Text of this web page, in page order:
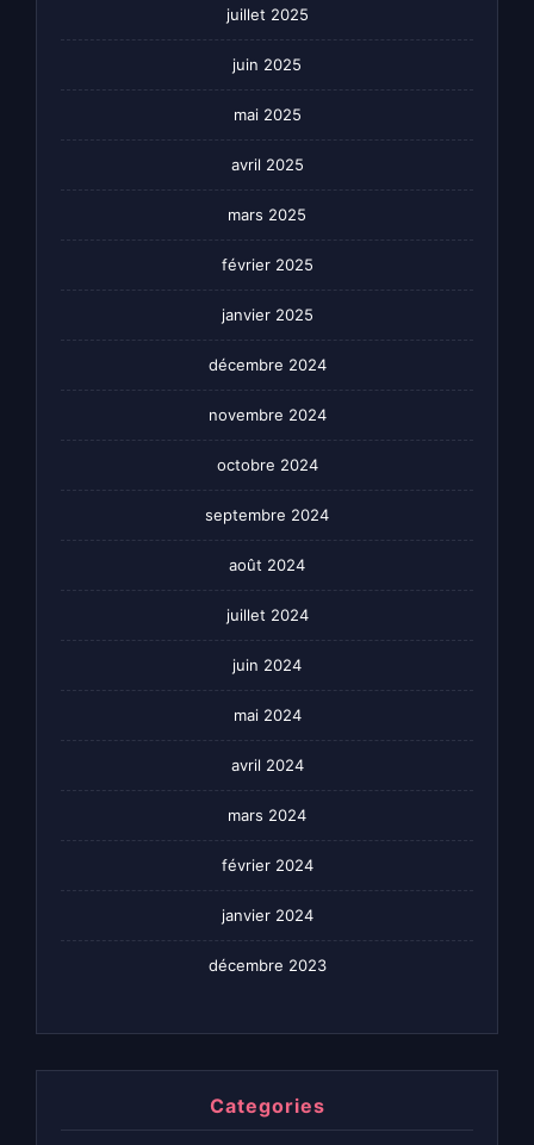
juillet 2025
juin 2025
mai 2025
avril 2025
mars 2025
février 2025
janvier 2025
décembre 2024
novembre 2024
octobre 2024
septembre 2024
août 2024
juillet 2024
juin 2024
mai 2024
avril 2024
mars 2024
février 2024
janvier 2024
décembre 2023
Categories